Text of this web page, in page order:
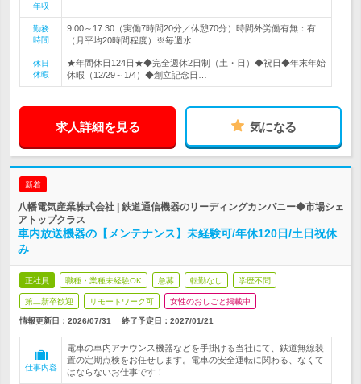
年収
勤務
時間
9:00～17:30（実働7時間20分／休憩70分）時間外労働有無：有
（月平均20時間程度）※毎週水…
休日
休暇
★年間休日124日★◆完全週休2日制（土・日）◆祝日◆年末年始
休暇（12/29～1/4）◆創立記念日…
求人詳細を見る 気になる
新着
八幡電気産業株式会社 | 鉄道通信機器のリーディングカンパニー◆市場シェ
アトップクラス
車内放送機器の【メンテナンス】未経験可/年休120日/土日祝休
み
正社員 職種・業種未経験OK 急募 転勤なし 学歴不問
第二新卒歓迎 リモートワーク可 女性のおしごと掲載中
情報更新日：2026/07/31 終了予定日： 2027/01/21
仕事内容
電車の車内アナウンス機器などを手掛ける当社にて、鉄道無線装
置の定期点検をお任せします。電車の安全運転に関わる、なくて
はならないお仕事です！